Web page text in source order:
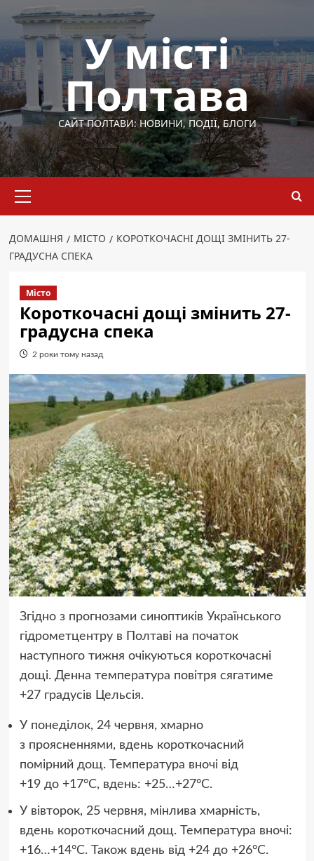
Перейти
вмісту
У місті
Полтава
САЙТ ПОЛТАВИ: НОВИНИ, ПОДІЇ, БЛОГИ
меню
ДОМАШНЯ МІСТО
КОРОТКОЧАСНІ ДОЩІ ЗМІНИТЬ 27-
ГРАДУСНА СПЕКА
Місто
Короткочасні дощі змінить 27-
градусна спека
2 роки тому назад
Згідно з прогнозами синоптиків Українського
гідрометцентру в Полтаві на початок
наступного тижня очікуються короткочасні
дощі. Денна температура повітря сягатиме
+27 градусів Цельсія.
У понеділок, 24 червня, хмарно
з проясненнями, вдень короткочасний
помірний дощ. Температура вночі від
+19 до +17°C, вдень: +25…+27°C.
У вівторок, 25 червня, мінлива хмарність,
вдень короткочасний дощ. Температура вночі:
+16…+14°C. Також вдень від +24 до +26°C.